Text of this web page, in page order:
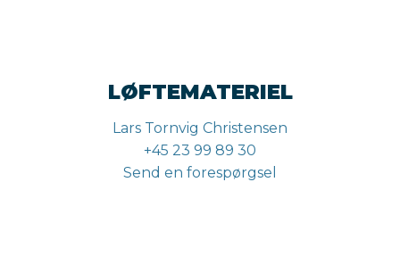
LØFTEMATERIEL
Lars Tornvig Christensen
+45 23 99 89 30
Send en forespørgsel